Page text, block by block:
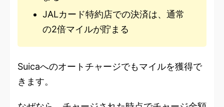
JALカード特約店での決済は、通常
の2倍マイルが貯まる
Suicaへのオートチャージでもマイルを獲得で
きます。